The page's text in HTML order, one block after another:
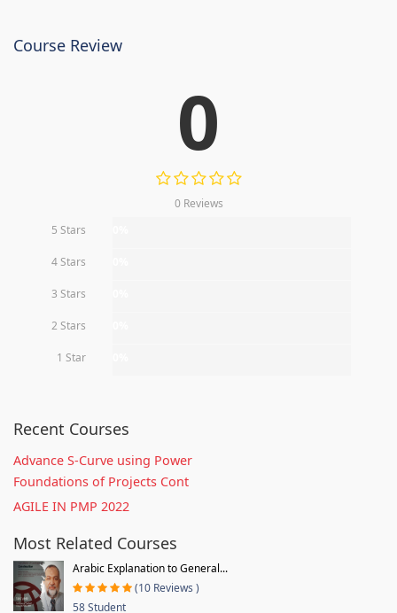
Course Review
0
0 Reviews
5 Stars
4 Stars
3 Stars
2 Stars
1 Star
Recent Courses
Advance S-Curve using Power
Foundations of Projects Cont
AGILE IN PMP 2022
Most Related Courses
Arabic Explanation to General...
(10 Reviews )
58 Student